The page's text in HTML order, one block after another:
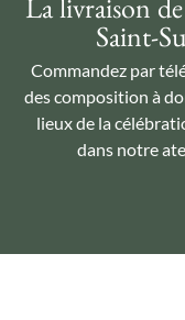
La livraison
Saint-
Commandez par
des composition à
lieux de la
dans notre